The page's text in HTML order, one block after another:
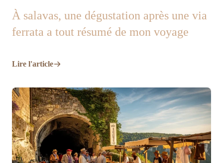
À salavas, une dégustation après une via
ferrata a tout résumé de mon voyage
Lire l'article